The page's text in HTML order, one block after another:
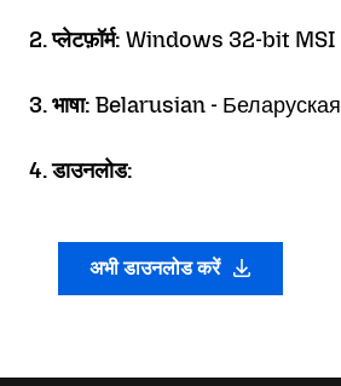
2. प्लेटफ़ॉर्म: Windows 32-bit MSI
3. भाषा: Belarusian - Беларуская
4. डाउनलोड:
अभी डाउनलोड करें